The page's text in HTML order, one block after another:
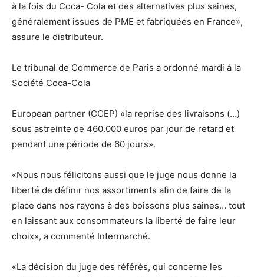
à la fois du Coca- Cola et des alternatives plus saines,
généralement issues de PME et fabriquées en France»,
assure le distributeur.
Le tribunal de Commerce de Paris a ordonné mardi à la
Société Coca-Cola
European partner (CCEP) «la reprise des livraisons (…)
sous astreinte de 460.000 euros par jour de retard et
pendant une période de 60 jours».
«Nous nous félicitons aussi que le juge nous donne la
liberté de définir nos assortiments afin de faire de la
place dans nos rayons à des boissons plus saines… tout
en laissant aux consommateurs la liberté de faire leur
choix», a commenté Intermarché.
«La décision du juge des référés, qui concerne les